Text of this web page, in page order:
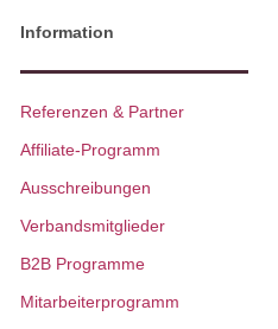
Information
Referenzen & Partner
Affiliate-Programm
Ausschreibungen
Verbandsmitglieder
B2B Programme
Mitarbeiterprogramm